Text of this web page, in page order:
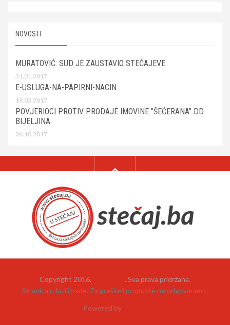
NOVOSTI
MURATOVIĆ: SUD JE ZAUSTAVIO STEČAJEVE
31.01.2017.
E-USLUGA-NA-PAPIRNI-NACIN
19.03.2017.
POVJERIOCI PROTIV PRODAJE IMOVINE "ŠEĆERANA" DD
BIJELJINA
26.10.2017.
Copyright 2016.
. Sva prava pridržana.
Stranica u fazi izrade. Za greške i propuste ne odgovaramo.
Powered by